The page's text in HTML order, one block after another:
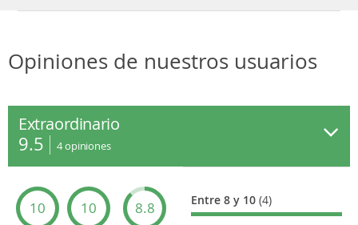
Opiniones de nuestros usuarios
Extraordinario
9.5 4opiniones
10 10 8.8 Entre 8 y 10(4)